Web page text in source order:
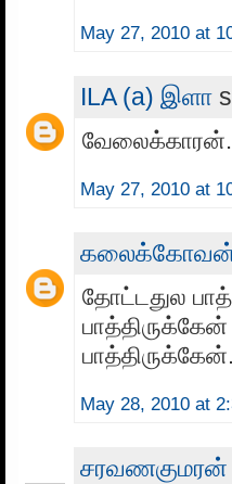
May 27, 2010 at
ILA (a) இளா
May 27, 2010 at
தோட்டதுல
பாத்திருக்கேன்
May 28, 2010 at
சரவணகுமரன்